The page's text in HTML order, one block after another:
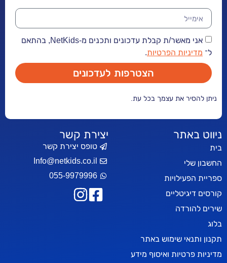
ניווט באתר
בית
החשבון שלי
ספריית הפעילויות
קורסים דיגיטליים
שירים להורדה
בלוג
תקנון ותנאי שימוש באתר
מדיניות פרטיות ואיסוף מידע
אני מאשר/ת קבלת עדכונים ותכנים מ-NetKids, בהתאם
ל־ מדיניות הפרטיות.
הצטרפות לעדכונים
ניתן להסיר את עצמך בכל עת.
יצירת קשר
טופס יצירת קשר
Info@netkids.co.il
055-9979996